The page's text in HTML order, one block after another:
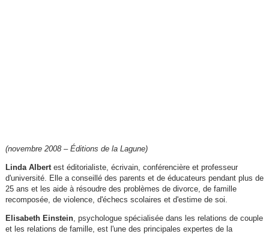
(novembre 2008 – Éditions de la Lagune)
Linda Albertest éditorialiste, écrivain, conférencière et professeur
d'université. Elle a conseillé des parents et de éducateurs pendant plus de
25 ans et les aide à résoudre des problèmes de divorce, de famille
recomposée, de violence, d'échecs scolaires et d'estime de soi.
Elisabeth Einstein, psychologue spécialisée dans les relations de couple
et les relations de famille, est l'une des principales expertes de la